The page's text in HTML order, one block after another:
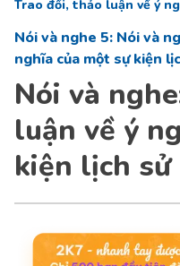
Trao đổi, thảo luận về ý
Nói và nghe 5: Nói và
nghĩa của một sự kiện
Nói và
luận về ý
kiện lịch sử